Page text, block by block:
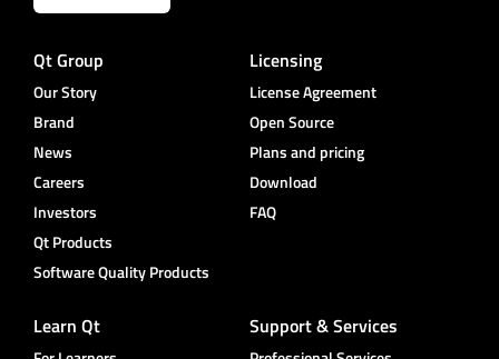
Qt Group
Our Story
Brand
News
Careers
Investors
Qt Products
Software Quality Products
Licensing
License Agreement
Open Source
Plans and pricing
Download
FAQ
Learn Qt Support & Services